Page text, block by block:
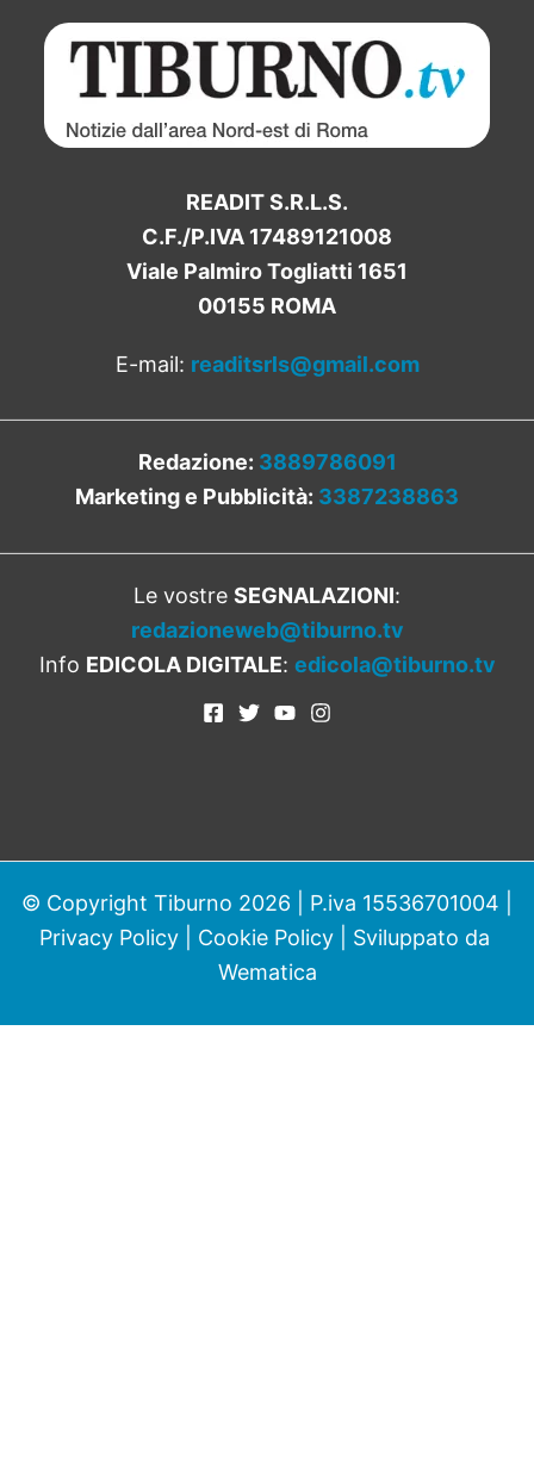
READIT S.R.L.S.
C.F./P.IVA 17489121008
Viale Palmiro Togliatti 1651
00155 ROMA
E-mail: readitsrls@gmail.com
Redazione: 3889786091
Marketing e Pubblicità: 3387238863
Le vostre SEGNALAZIONI:
redazioneweb@tiburno.tv
Info EDICOLA DIGITALE: edicola@tiburno.tv
© Copyright Tiburno 2026 | P.iva 15536701004 |
Privacy Policy| Cookie Policy| Sviluppato da
Wematica